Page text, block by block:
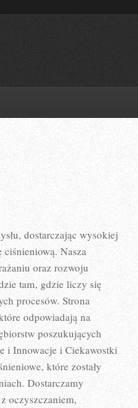
dostarczając wysokiej
Nasza
oraz rozwoju
tam, gdzie liczy się
procesów. Strona
odpowiadają na
poszukujących
i Innowacje i Ciekawostki
które zostały
Dostarczamy
oczyszczaniem,